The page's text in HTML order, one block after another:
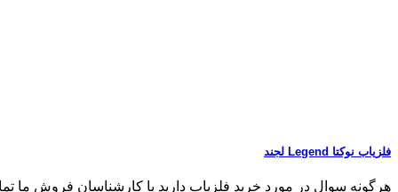
فلزیاب نوکتا Legend لجند
هرگونه سوال در مورد خرید فلزیاب دارید با کارشناسان فروش ما تماس